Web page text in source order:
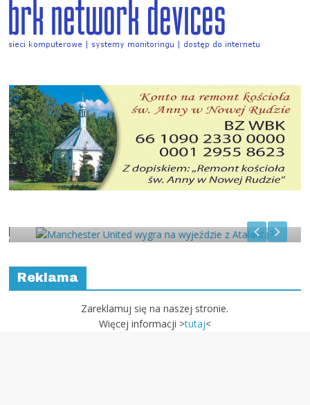
Reklama
Zareklamuj się na naszej stronie.
Więcej informacji >tutaj<